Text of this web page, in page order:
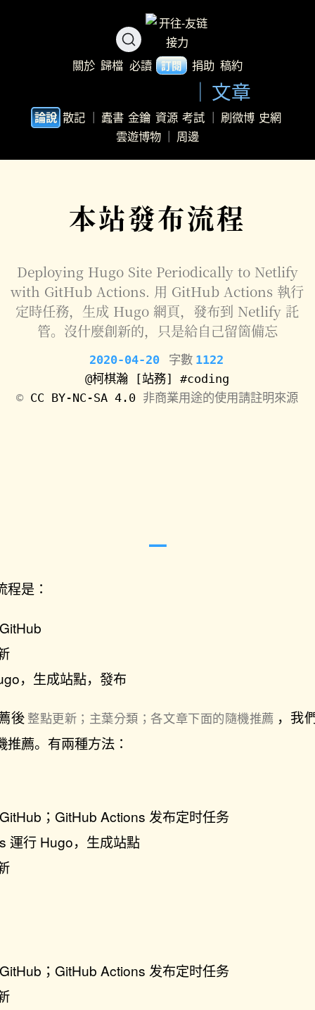
關於 歸檔 必讀 訂閱 捐助 稿約
文章
論說 散記 ｜ 蠹書 金鑰 資源 考試 ｜ 刷微博 史網
雲遊博物 ｜ 周邊
本站發布流程
Deploying Hugo Site Periodically to Netlify
with GitHub Actions. 用 GitHub Actions 執行
定時任務，生成 Hugo 網頁，發布到 Netlify 託
管。沒什麼創新的，只是給自己留箇備忘
2020-04-20 字數 1122
@柯棋瀚
[站務]
#coding
©️ CC BY-NC-SA 4.0 非商業用途的使用請註明來源
是：
，生成站點，發布
後 整點更新；主葉分類；各文章下面的隨機推薦 ，我
薦。有兩種方法：
；GitHub Actions 发布定时任务
運行 Hugo，生成站點
；GitHub Actions 发布定时任务